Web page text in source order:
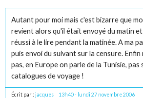
Autant pour moi mais c'est bizarre que
revient alors qu'il était envoyé du matin et
réussi à le lire pendant la matinée. A ma
puis envoi du suivant sur la censure.
pas, en Europe on parle de la Tunisie, pas
catalogues de voyage !
Écrit par :jacques 13h40- lundi 27 novembre 2006